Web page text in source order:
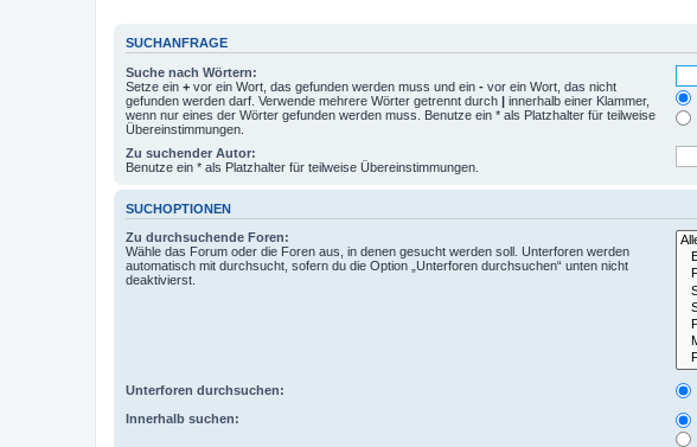
SUCHANFRAGE
Suche nach Wörtern:
Setze ein + vor ein Wort, das gefunden werden muss und ein - vor ein Wort, das nicht
gefunden werden darf. Verwende mehrere Wörter getrennt durch | innerhalb einer Klammer,
wenn nur eines der Wörter gefunden werden muss. Benutze ein * als Platzhalter für teilweise
Übereinstimmungen.
Zu suchender Autor:
Benutze ein * als Platzhalter für teilweise Übereinstimmungen.
SUCHOPTIONEN
Zu durchsuchende Foren:
Wähle das Forum oder die Foren aus, in denen gesucht werden soll. Unterforen werden
automatisch mit durchsucht, sofern du die Option „Unterforen durchsuchen“ unten nicht
deaktivierst.
Unterforen durchsuchen:
Innerhalb suchen: